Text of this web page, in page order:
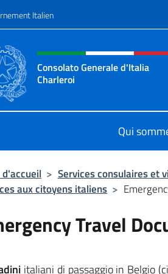
Italien
social et en-
Consolato Generale d'Italia
Charleroi
Qui
d'accueil > Services consulaires et
aux citoyens italiens >
Travel
italiani di passaggio in Belgio